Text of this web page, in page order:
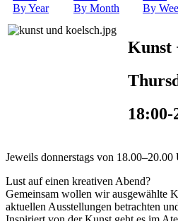
By Year By Month By
Kunst
Jeweils donnerstags von 18.00–20.00
Lust auf einen kreativen Abend?
Gemeinsam wollen wir ausgewählte
aktuellen Ausstellungen betrachten